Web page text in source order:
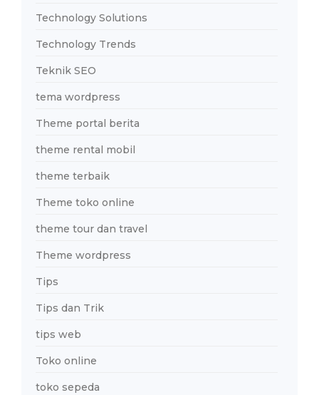
Technology Solutions
Technology Trends
Teknik SEO
tema wordpress
Theme portal berita
theme rental mobil
theme terbaik
Theme toko online
theme tour dan travel
Theme wordpress
Tips
Tips dan Trik
tips web
Toko online
toko sepeda